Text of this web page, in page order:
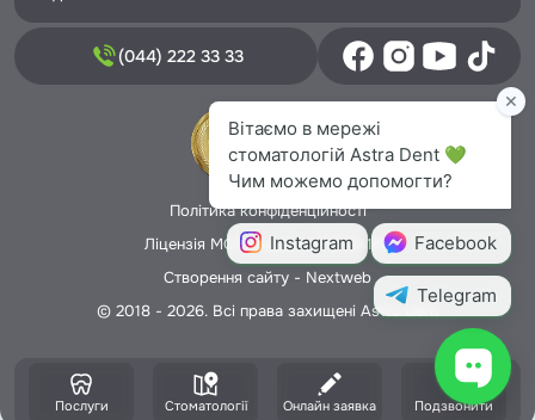
Послуги Стоматології Онлайн заявка Подзвонити
(044) 222 33 33
Політика конфіденційності
Ліцензія МОЗ України №5706166
Створення сайту - Nextweb
© 2018 - 2026. Всі права захищені Astra Dent